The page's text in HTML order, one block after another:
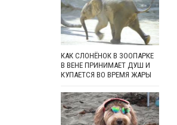
КАК СЛОНЁНОК В ЗООПАРКЕ
В ВЕНЕ ПРИНИМАЕТ ДУШ И
КУПАЕТСЯ ВО ВРЕМЯ ЖАРЫ